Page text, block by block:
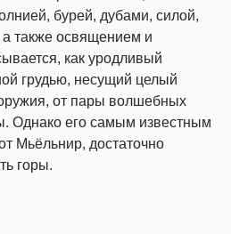
бурей, дубами, силой,
а также освящением и
как уродливый
грудью, несущий целый
от пары волшебных
Однако его самым известным
Мьёльнир, достаточно
горы.